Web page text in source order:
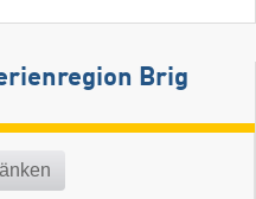
Brig